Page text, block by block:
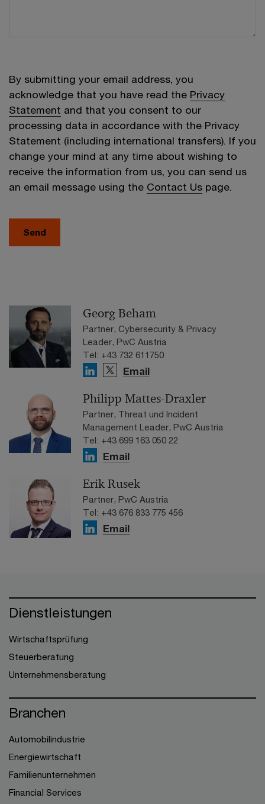
By submitting your email address, you
acknowledge that you have read the Privacy
Statement and that you consent to our
processing data in accordance with the Privacy
Statement (including international transfers). If you
change your mind at any time about wishing to
receive the information from us, you can send us
an email message using the Contact Us page.
Send
Georg Beham
Partner, Cybersecurity & Privacy
Leader, PwC Austria
Tel: +43 732 611750
Email
Philipp Mattes-Draxler
Partner, Threat und Incident
Management Leader, PwC Austria
Tel: +43 699 163 050 22
Email
Erik Rusek
Partner, PwC Austria
Tel: +43 676 833 775 456
Email
Dienstleistungen
Wirtschaftsprüfung
Steuerberatung
Unternehmensberatung
Branchen
Automobilindustrie
Energiewirtschaft
Familienunternehmen
Financial Services